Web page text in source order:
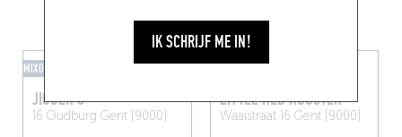
IK SCHRIJF ME IN!
DRINK IETS LEKKER IN DE BUURT
MIXOMAAN
JIGGER'S
16 Oudburg Gent (9000)
LITTLE RED ROOSTER
Waaistraat 16 Gent (9000)